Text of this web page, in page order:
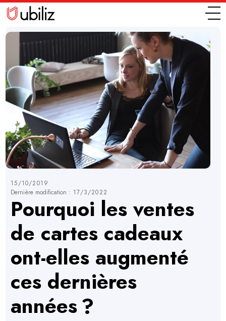
15/10/2019
Dernière modification : 17/3/2022
Pourquoi les ventes
de cartes cadeaux
ont-elles augmenté
ces dernières
années ?